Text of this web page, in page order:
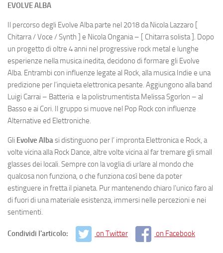
EVOLVE ALBA
Il percorso degli Evolve Alba parte nel 2018 da Nicola Lazzaro [
Chitarra / Voce / Synth ] e Nicola Ongania – [ Chitarra solista ]. Dopo
un progetto di oltre 4 anni nel progressive rock metal e lunghe
esperienze nella musica inedita, decidono di formare gli Evolve
Alba. Entrambi con influenze legate al Rock, alla musica Indie e una
predizione per l’inquieta elettronica pesante. Aggiungono alla band
Luigi Carrai – Batteria e la polistrumentista Melissa Sgorlon – al
Basso e ai Cori. Il gruppo si muove nel Pop Rock con influenze
Alternative ed Elettroniche.
Gli Evolve Albasi distinguono per l’ impronta Elettronica e Rock, a
volte vicina alla Rock Dance, altre volte vicina al far tremare gli small
glasses dei locali. Sempre con la voglia di urlare al mondo che
qualcosa non funziona, o che funziona così bene da poter
estinguere in fretta il pianeta. Pur mantenendo chiaro l’unico faro al
di fuori di una materiale esistenza, immersi nelle percezioni e nei
sentimenti.
Condividi l'articolo: on Twitter on Facebook